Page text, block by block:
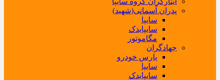
پدران آسمانی(شهید)
سایپا
سایپایدک
مگاموتور
جهادگران
پارس خودرو
سایپا
سایپایدک